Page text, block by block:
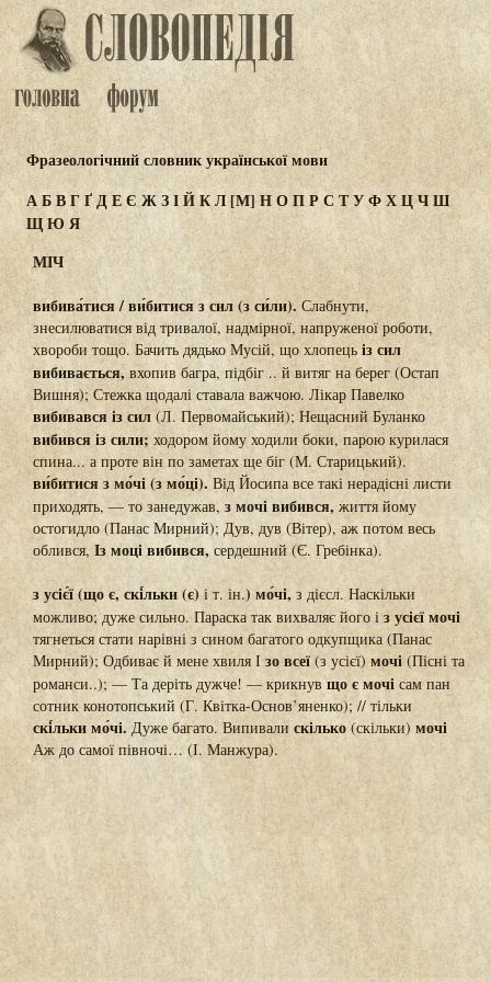
Фразеологічний словник української мови
АБВГҐДЕЄ ЖЗІЙКЛ[М] НОПР С ТУФХЦЧШ
ЩЮ Я
МІЧ
вибива́тися / ви́битися з сил (з си́ли). Слабнути,
знесилюватися від тривалої, надмірної, напруженої роботи,
хвороби тощо. Бачить дядько Мусій, що хлопецьіз сил
вибивається,вхопив багра, підбіг .. й витяг на берег (Остап
Вишня); Стежка щодалі ставала важчою. Лікар Павелко
вибивався із сил (Л. Первомайський); Нещасний Буланко
вибився із сили; ходором йому ходили боки, парою курилася
спина... а проте він по заметах ще біг (М. Старицький).
ви́битися з мо́чі (з мо́ці).Від Йосипа все такі нерадісні листи
приходять, — то занедужав, з мочі вибився, життя йому
остогидло (Панас Мирний); Дув, дув (Вітер), аж потом весь
облився,Із моці вибився,сердешний (Є. Гребінка).
з усіє́ї (що є, скі́льки (є) і т. ін.) мо́чі, з дієсл. Наскільки
можливо; дуже сильно. Параска так вихваляє його і з усієї мочі
тягнеться стати нарівні з сином багатого одкупщика (Панас
Мирний); Одбиває й мене хвиля Ізо всеї (з усієї) мочі(Пісні та
романси..); — Та деріть дужче! — крикнувщо є мочі сам пан
сотник конотопський (Г. Квітка-Основ’яненко); // тільки
скі́льки мо́чі. Дуже багато. Випивали скілько (скільки) мочі
Аж до самої півночі… (І. Манжура).